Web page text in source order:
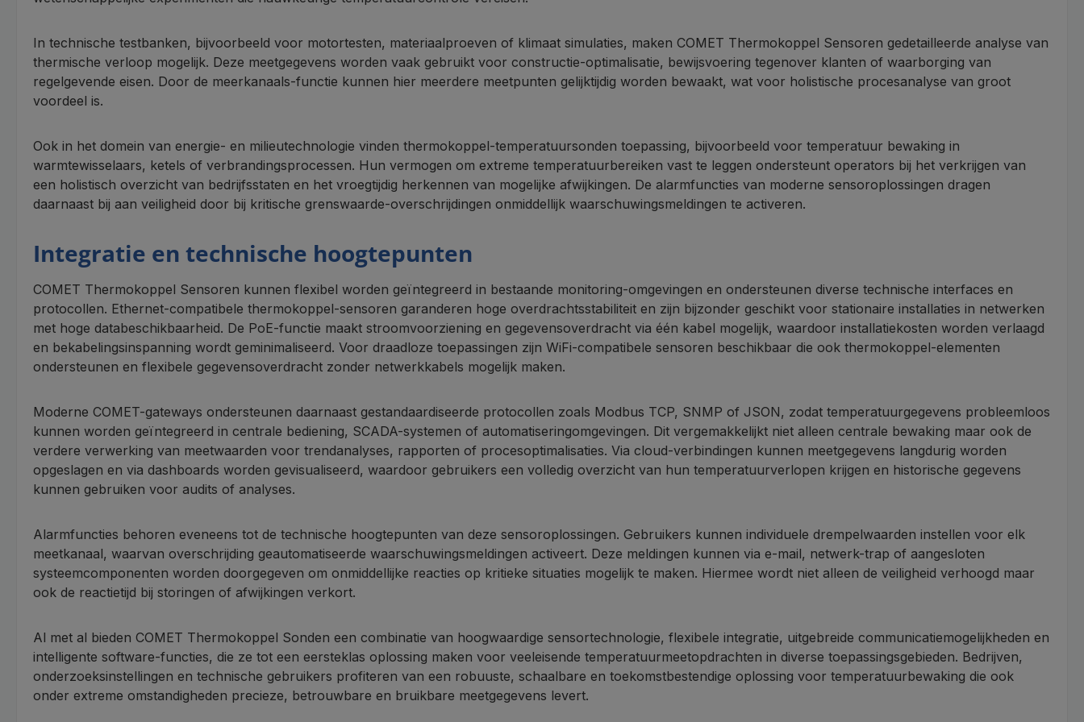
In technische testbanken, bijvoorbeeld voor motortesten, materiaalproeven of klimaat simulaties, maken COMET Thermokoppel Sensoren gedetailleerde analyse van
thermische verloop mogelijk. Deze meetgegevens worden vaak gebruikt voor constructie-optimalisatie, bewijsvoering tegenover klanten of waarborging van
regelgevende eisen. Door de meerkanaals-functie kunnen hier meerdere meetpunten gelijktijdig worden bewaakt, wat voor holistische procesanalyse van groot
voordeel is.
Ook in het domein van energie- en milieutechnologie vinden thermokoppel-temperatuursonden toepassing, bijvoorbeeld voor temperatuur bewaking in
warmtewisselaars, ketels of verbrandingsprocessen. Hun vermogen om extreme temperatuurbereiken vast te leggen ondersteunt operators bij het verkrijgen van
een holistisch overzicht van bedrijfsstaten en het vroegtijdig herkennen van mogelijke afwijkingen. De alarmfuncties van moderne sensoroplossingen dragen
daarnaast bij aan veiligheid door bij kritische grenswaarde-overschrijdingen onmiddellijk waarschuwingsmeldingen te activeren.
Integratie en technische hoogtepunten
COMET Thermokoppel Sensoren kunnen flexibel worden geïntegreerd in bestaande monitoring-omgevingen en ondersteunen diverse technische interfaces en
protocollen. Ethernet-compatibele thermokoppel-sensoren garanderen hoge overdrachtsstabiliteit en zijn bijzonder geschikt voor stationaire installaties in netwerken
met hoge databeschikbaarheid. De PoE-functie maakt stroomvoorziening en gegevensoverdracht via één kabel mogelijk, waardoor installatiekosten worden verlaagd
en bekabelingsinspanning wordt geminimaliseerd. Voor draadloze toepassingen zijn WiFi-compatibele sensoren beschikbaar die ook thermokoppel-elementen
ondersteunen en flexibele gegevensoverdracht zonder netwerkkabels mogelijk maken.
Moderne COMET-gateways ondersteunen daarnaast gestandaardiseerde protocollen zoals Modbus TCP, SNMP of JSON, zodat temperatuurgegevens probleemloos
kunnen worden geïntegreerd in centrale bediening, SCADA-systemen of automatiseringomgevingen. Dit vergemakkelijkt niet alleen centrale bewaking maar ook de
verdere verwerking van meetwaarden voor trendanalyses, rapporten of procesoptimalisaties. Via cloud-verbindingen kunnen meetgegevens langdurig worden
opgeslagen en via dashboards worden gevisualiseerd, waardoor gebruikers een volledig overzicht van hun temperatuurverlopen krijgen en historische gegevens
kunnen gebruiken voor audits of analyses.
Alarmfuncties behoren eveneens tot de technische hoogtepunten van deze sensoroplossingen. Gebruikers kunnen individuele drempelwaarden instellen voor elk
meetkanaal, waarvan overschrijding geautomatiseerde waarschuwingsmeldingen activeert. Deze meldingen kunnen via e-mail, netwerk-trap of aangesloten
systeemcomponenten worden doorgegeven om onmiddellijke reacties op kritieke situaties mogelijk te maken. Hiermee wordt niet alleen de veiligheid verhoogd maar
ook de reactietijd bij storingen of afwijkingen verkort.
Al met al bieden COMET Thermokoppel Sonden een combinatie van hoogwaardige sensortechnologie, flexibele integratie, uitgebreide communicatiemogelijkheden en
intelligente software-functies, die ze tot een eersteklas oplossing maken voor veeleisende temperatuurmeetopdrachten in diverse toepassingsgebieden. Bedrijven,
onderzoeksinstellingen en technische gebruikers profiteren van een robuuste, schaalbare en toekomstbestendige oplossing voor temperatuurbewaking die ook
onder extreme omstandigheden precieze, betrouwbare en bruikbare meetgegevens levert.